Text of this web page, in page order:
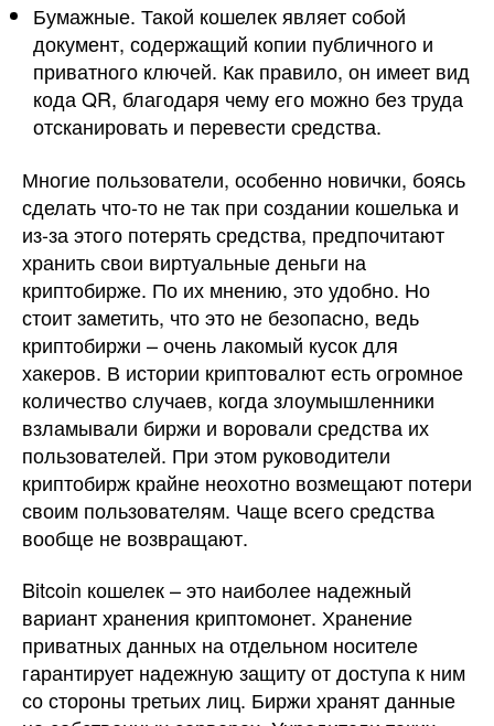
Бумажные. Такой кошелек являет собой
документ, содержащий копии публичного и
приватного ключей. Как правило, он имеет вид
кода QR, благодаря чему его можно без труда
отсканировать и перевести средства.
Многие пользователи, особенно новички, боясь
сделать что-то не так при создании кошелька и
из-за этого потерять средства, предпочитают
хранить свои виртуальные деньги на
криптобирже. По их мнению, это удобно. Но
стоит заметить, что это не безопасно, ведь
криптобиржи – очень лакомый кусок для
хакеров. В истории криптовалют есть огромное
количество случаев, когда злоумышленники
взламывали биржи и воровали средства их
пользователей. При этом руководители
криптобирж крайне неохотно возмещают потери
своим пользователям. Чаще всего средства
вообще не возвращают.
Bitcoin кошелек – это наиболее надежный
вариант хранения криптомонет. Хранение
приватных данных на отдельном носителе
гарантирует надежную защиту от доступа к ним
со стороны третьих лиц. Биржи хранят данные